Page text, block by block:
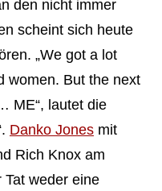
den nicht immer
scheint sich heute
„We got a lot
women. But the next
ME“, lautet die
Danko Jonesmit
Rich Knox am
Tat weder eine